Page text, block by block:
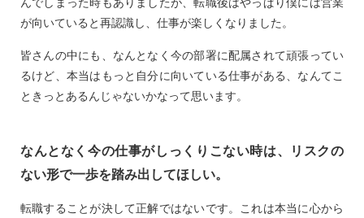
が向いていると再認識し、仕事が楽しくなりました。
皆さんの中にも、なんとなく今の部署に配属されて頑張ってい
るけど、本当はもっと自分に向いている仕事がある、なんてこ
ときっとあるんじゃないかなって思います。
なんとなく今の仕事がしっくりこない時は、リスクの
ない形で一歩を踏み出してほしい。
転職することが決して正解ではないです。これは本当に心から